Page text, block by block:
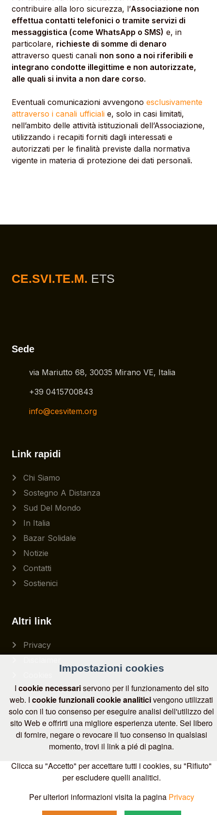
contribuire alla loro sicurezza, l’Associazione non
effettua contatti telefonici o tramite servizi di
messaggistica (come WhatsApp o SMS) e, in
particolare, richieste di somme di denaro
attraverso questi canali non sono a noi riferibili e
integrano condotte illegittime e non autorizzate,
alle quali si invita a non dare corso.
Eventuali comunicazioni avvengono esclusivamente
attraverso i canali ufficiali e, solo in casi limitati,
nell’ambito delle attività istituzionali dell’Associazione,
utilizzando i recapiti forniti dagli interessati e
autorizzati per le finalità previste dalla normativa
vigente in materia di protezione dei dati personali.
CE.SVI.TE.M. ETS
Sede
via Mariutto 68, 30035 Mirano VE, Italia
+39 0415700843
info@cesvitem.org
Link rapidi
Chi Siamo
Sostegno A Distanza
Sud Del Mondo
In Italia
Bazar Solidale
Notizie
Contatti
Sostienici
Altri link
Privacy
© 2026CE.SVI.TE.M. ETS, Tutti i diritti riservati.
Designed ByHTML Codex
Impostazioni cookies
I cookie necessariservono per il funzionamento del sito
web. I cookie funzionalicookie analiticivengono utilizzati
solo con il tuo consenso per eseguire analisi dell'utilizzo del
sito Web e offrirti una migliore esperienza utente. Sei libero
di fornire, negare o revocare il tuo consenso in qualsiasi
momento, trovi il link a pié di pagina.
Clicca su "Accetto" per accettare tutti i cookies, su "Rifiuto"
per escludere quelli analitici.
Per ulteriori informazioni visita la pagina Privacy